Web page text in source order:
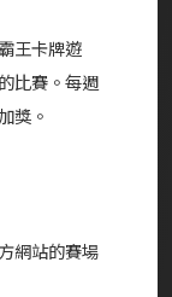
王卡牌遊
比賽。每週
獎。
網站的賽場